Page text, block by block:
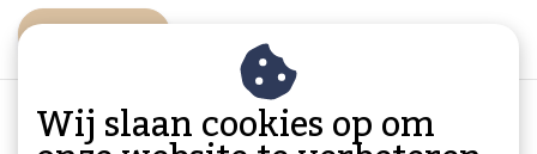
Wij slaan cookies op om